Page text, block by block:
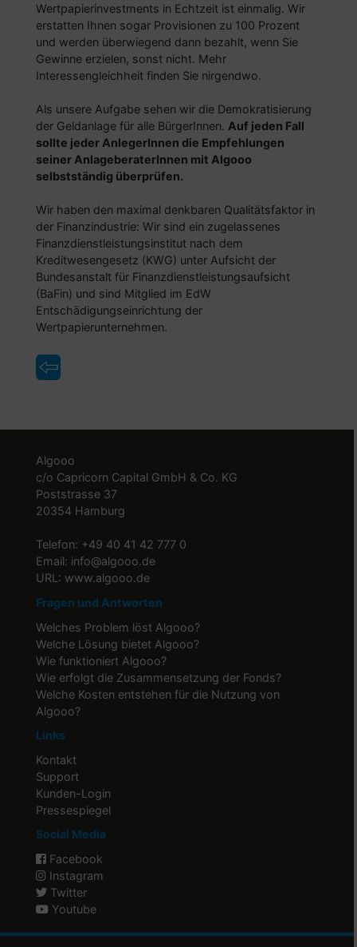
Wertpapierinvestments in Echtzeit ist einmalig. Wir
erstatten Ihnen sogar Provisionen zu 100 Prozent
und werden überwiegend dann bezahlt, wenn Sie
Gewinne erzielen, sonst nicht. Mehr
Interessengleichheit finden Sie nirgendwo.
Als unsere Aufgabe sehen wir die Demokratisierung
der Geldanlage für alle BürgerInnen. Auf jeden Fall
sollte jeder AnlegerInnen die Empfehlungen
seiner AnlageberaterInnen mit Algooo
selbstständig überprüfen.
Wir haben den maximal denkbaren Qualitätsfaktor in
der Finanzindustrie: Wir sind ein zugelassenes
Finanzdienstleistungsinstitut nach dem
Kreditwesengesetz (KWG) unter Aufsicht der
Bundesanstalt für Finanzdienstleistungsaufsicht
(BaFin) und sind Mitglied im EdW
Entschädigungseinrichtung der
Wertpapierunternehmen.
Algooo
c/o Capricorn Capital GmbH & Co. KG
Poststrasse 37
20354 Hamburg
Telefon: +49 40 41 42 777 0
Email: info@algooo.de
URL: www.algooo.de
Fragen und Antworten
Welches Problem löst Algooo?
Welche Lösung bietet Algooo?
Wie funktioniert Algooo?
Wie erfolgt die Zusammensetzung der Fonds?
Welche Kosten entstehen für die Nutzung von
Algooo?
Links
Kontakt
Support
Kunden-Login
Pressespiegel
Social Media
Facebook
Instagram
Twitter
Youtube